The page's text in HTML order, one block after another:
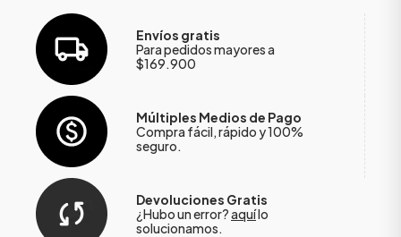
Envíos gratis
Para pedidos mayores a
$169.900
Múltiples Medios de Pago
Compra fácil, rápido y 100%
seguro.
Devoluciones Gratis
¿Hubo un error?aquílo
solucionamos.